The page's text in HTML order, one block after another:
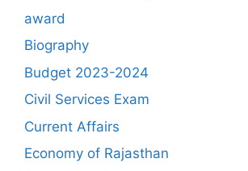
award
Biography
Budget 2023-2024
Civil Services Exam
Current Affairs
Economy of Rajasthan